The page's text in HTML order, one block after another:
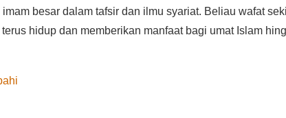
besar dalam tafsir dan ilmu syariat. Beliau wafat
hidup dan memberikan manfaat bagi umat Islam